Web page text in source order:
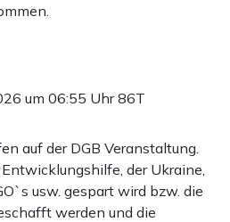
um 06:55 Uhr86T
auf der DGB Veranstaltung.
der Ukraine,
usw. gespart wird bzw. die
werden und die